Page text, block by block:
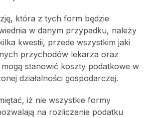
która z tych form będzie
w danym przypadku, należy
kwestii, przede wszystkim jaki
przychodów lekarza oraz
stanowić koszty podatkowe w
działalności gospodarczej.
iż nie wszystkie formy
na rozliczenie podatku